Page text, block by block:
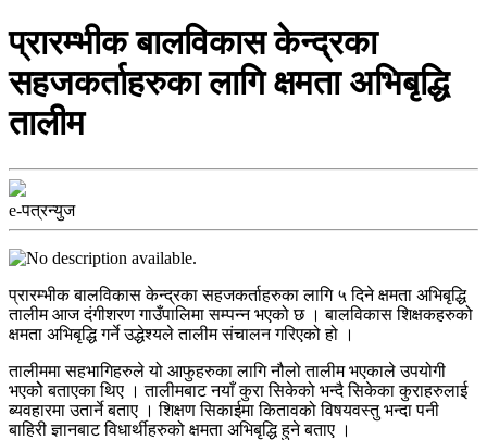
प्रारम्भीक बालविकास केन्द्रका
सहजकर्ताहरुका लागि क्षमता अभिबृद्धि
तालीम
e-पत्रन्युज
प्रारम्भीक बालविकास केन्द्रका सहजकर्ताहरुका लागि ५ दिने क्षमता अभिबृद्धि
तालीम आज दंगीशरण गाउँपालिमा सम्पन्न भएको छ । बालविकास शिक्षकहरुको
क्षमता अभिबृद्धि गर्ने उद्धेश्यले तालीम संचालन गरिएको हो ।
तालीममा सहभागिहरुले यो आफुहरुका लागि नौलो तालीम भएकाले उपयोगी
भएकोे बताएका थिए । तालीमबाट नयाँ कुरा सिकेको भन्दै सिकेका कुराहरुलाई
ब्यवहारमा उतार्ने बताए । शिक्षण सिकाईमा कितावको विषयवस्तु भन्दा पनी
बाहिरी ज्ञानबाट विधार्थीहरुको क्षमता अभिबृद्धि हुने बताए ।